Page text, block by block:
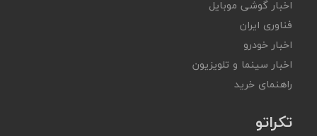
اخبار گوشی موبایل
فناوری ایران
اخبار خودرو
اخبار سینما و تلویزیون
راهنمای خرید
تکراتو